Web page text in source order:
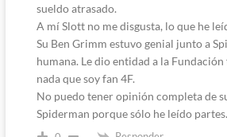
sueldo atrasado.
A mí Slott no me disgusta, lo que he
Su Ben Grimm estuvo genial junto a
humana. Le dio entidad a la
nada que soy fan 4F.
No puedo tener opinión completa de
Spiderman porque sólo he leído partes.